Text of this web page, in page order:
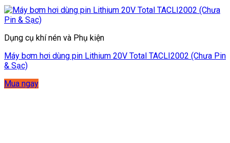
Dụng cụ khí nén và Phụ kiện
Máy bơm hơi dùng pin Lithium 20V Total TACLI2002 (Chưa Pin
& Sạc)
Mua ngay